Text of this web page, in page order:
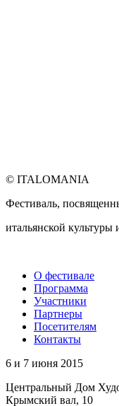
© ITALOMANIA
Фестиваль,
итальянской культуры
О фестивале
Программа
Участники
Партнеры
Посетителям
Контакты
6 и 7 июня 2015
Центральный Дом
Крымский вал, 10